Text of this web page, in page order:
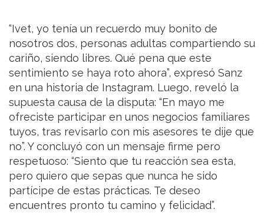
“Ivet, yo tenía un recuerdo muy bonito de
nosotros dos, personas adultas compartiendo su
cariño, siendo libres. Qué pena que este
sentimiento se haya roto ahora”, expresó Sanz
en una historia de Instagram. Luego, reveló la
supuesta causa de la disputa: “En mayo me
ofreciste participar en unos negocios familiares
tuyos, tras revisarlo con mis asesores te dije que
no”. Y concluyó con un mensaje firme pero
respetuoso: “Siento que tu reacción sea esta,
pero quiero que sepas que nunca he sido
partícipe de estas prácticas. Te deseo
encuentres pronto tu camino y felicidad”.